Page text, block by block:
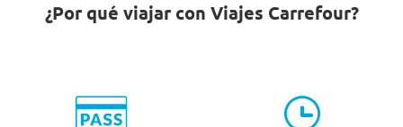
¿Por qué viajar con Viajes Carrefour?